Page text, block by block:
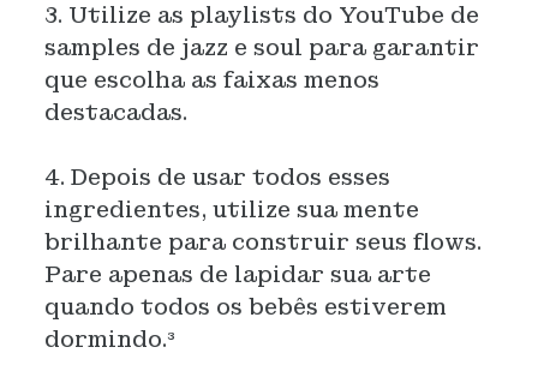
3. Utilize as playlists do YouTube de
samples de jazz e soul para garantir
que escolha as faixas menos
destacadas.
4. Depois de usar todos esses
ingredientes, utilize sua mente
brilhante para construir seus flows.
Pare apenas de lapidar sua arte
quando todos os bebês estiverem
dormindo.³